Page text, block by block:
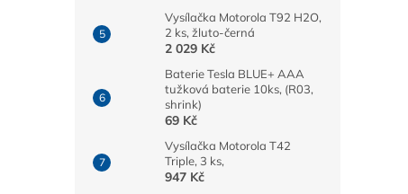
Vysílačka Motorola T92 H2O,
2 ks, žluto-černá
2 029 Kč
Baterie Tesla BLUE+ AAA
tužková baterie 10ks, (R03,
shrink)
69 Kč
Vysílačka Motorola T42
Triple, 3 ks,
947 Kč